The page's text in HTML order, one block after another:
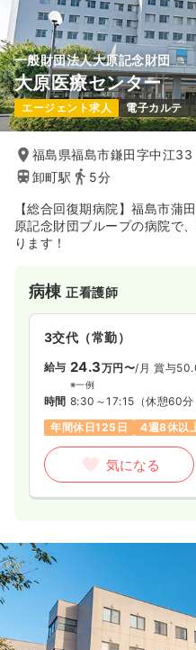
一般財団法人大原記念財団
大原医療センター
エージェント求人 電子カルテ
福島県福島市鎌田字中江33
卸町駅
5分
【総合回復期病院】福島市蒲
原記念財団ブループの病院で
ります！
病棟正看護師
3交代（常勤）
給与 24.3万円〜/月 賞与
※一例
時間 8:30～17:15 （休憩60分
年間休日125日
4週8休以
気になる